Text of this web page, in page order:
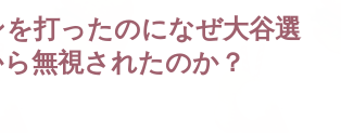
打ったのになぜ大谷選
無視されたのか？